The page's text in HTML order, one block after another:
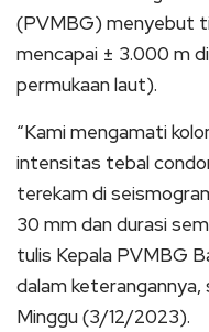
(PVMBG) menyebut
mencapai ± 3.000 m
permukaan laut).
“Kami mengamati
intensitas tebal
terekam di
30 mm dan durasi
tulis Kepala PVMBG
dalam
Minggu (3/12/2023).